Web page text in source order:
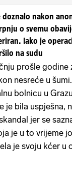
doznalo nakon
o svemu
Iako je
na sudu
prošle
nesreće u
bolnicu u
je bila uspješna,
jer se
je u to vrijeme
je svoju kćer u